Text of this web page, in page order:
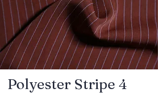
Polyester Stripe 4